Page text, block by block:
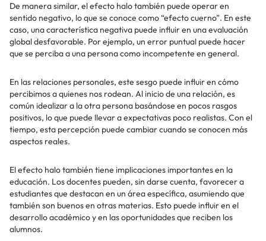
De manera similar, el efecto halo también puede operar en
sentido negativo, lo que se conoce como “efecto cuerno”. En este
caso, una característica negativa puede influir en una evaluación
global desfavorable. Por ejemplo, un error puntual puede hacer
que se perciba a una persona como incompetente en general.
En las relaciones personales, este sesgo puede influir en cómo
percibimos a quienes nos rodean. Al inicio de una relación, es
común idealizar a la otra persona basándose en pocos rasgos
positivos, lo que puede llevar a expectativas poco realistas. Con el
tiempo, esta percepción puede cambiar cuando se conocen más
aspectos reales.
El efecto halo también tiene implicaciones importantes en la
educación. Los docentes pueden, sin darse cuenta, favorecer a
estudiantes que destacan en un área específica, asumiendo que
también son buenos en otras materias. Esto puede influir en el
desarrollo académico y en las oportunidades que reciben los
alumnos.